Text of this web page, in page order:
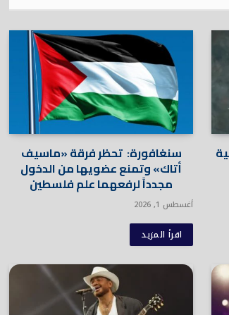
سنغافورة: تحظر فرقة «ماسيف
أتاك» وتمنع عضويها من الدخول
مجدداً لرفعهما علم فلسطين
أغسطس 1, 2026
اقرأ المزيد